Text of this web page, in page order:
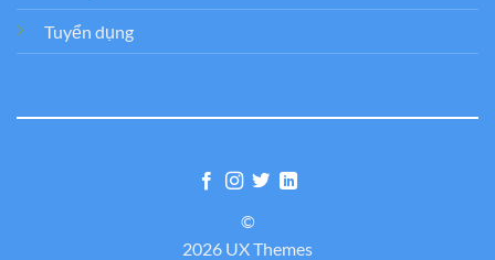
Tuyển dụng
©
2026 UX Themes